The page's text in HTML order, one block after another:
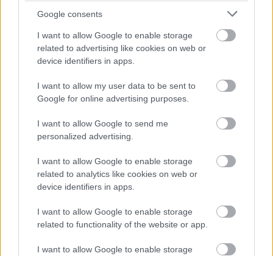
Google consents
I want to allow Google to enable storage
related to advertising like cookies on web or
device identifiers in apps.
I want to allow my user data to be sent to
Google for online advertising purposes.
I want to allow Google to send me
personalized advertising.
I want to allow Google to enable storage
related to analytics like cookies on web or
device identifiers in apps.
I want to allow Google to enable storage
related to functionality of the website or app.
I want to allow Google to enable storage
Hozzászólások
A sivatagban fog felépülni a
170 km hosszú épület, amiben
akár 9 millió ember is elfér
majd
A The Line nevű épületben 5 percre lesz minden